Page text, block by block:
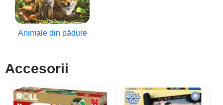
Animale din pădure
Accesorii